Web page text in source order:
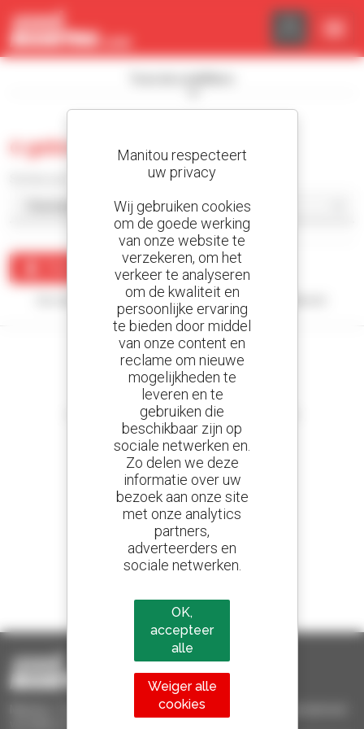
0 gebruikt rupslader
Maak een waarschuwing
Uw zoekopdracht heeft geen enkel resultaat opgeleverd.
Stel meldingen in
en ontvang advertenties van tweedehandsmaterieel
800 dealers
Manitou wereldwijd
Verkocht in de wereld is een manitou
Manitou Tweedehands - Tweedehands behandelingsmaterieel :
Cookies beheer paneel
Manitou respecteert
uw privacy
Wij gebruiken cookies
om de goede werking
van onze website te
verzekeren, om het
verkeer te analyseren
om de kwaliteit en
persoonlijke ervaring
te bieden door middel
van onze content en
reclame om nieuwe
mogelijkheden te
leveren en te
gebruiken die
beschikbaar zijn op
sociale netwerken en.
Zo delen we deze
informatie over uw
bezoek aan onze site
met onze analytics
partners,
adverteerders en
sociale netwerken.
OK,
accepteer
alle
Weiger alle
cookies